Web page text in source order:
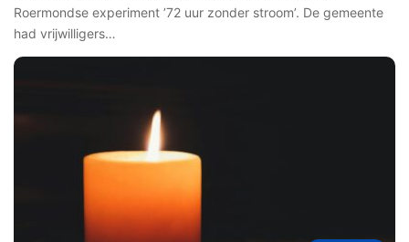
Roermondse experiment ’72 uur zonder stroom’. De gemeente
had vrijwilligers…